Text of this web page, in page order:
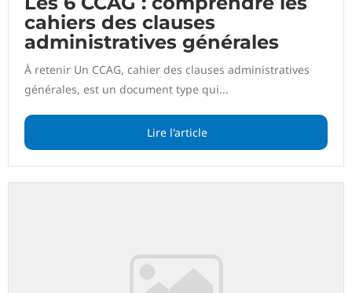
cahiers des clauses
administratives générales
À retenir Un CCAG, cahier des clauses administratives
générales, est un document type qui...
Lire l'article